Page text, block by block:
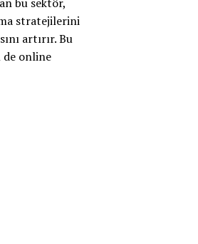
stratejilerini
artırır. Bu
de online